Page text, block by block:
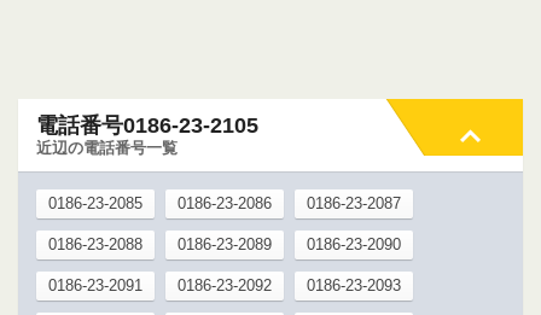
電話番号0186-23-2105
近辺の電話番号一覧
0186-23-2085 0186-23-2086 0186-23-2087
0186-23-2088 0186-23-2089 0186-23-2090
0186-23-2091 0186-23-2092 0186-23-2093